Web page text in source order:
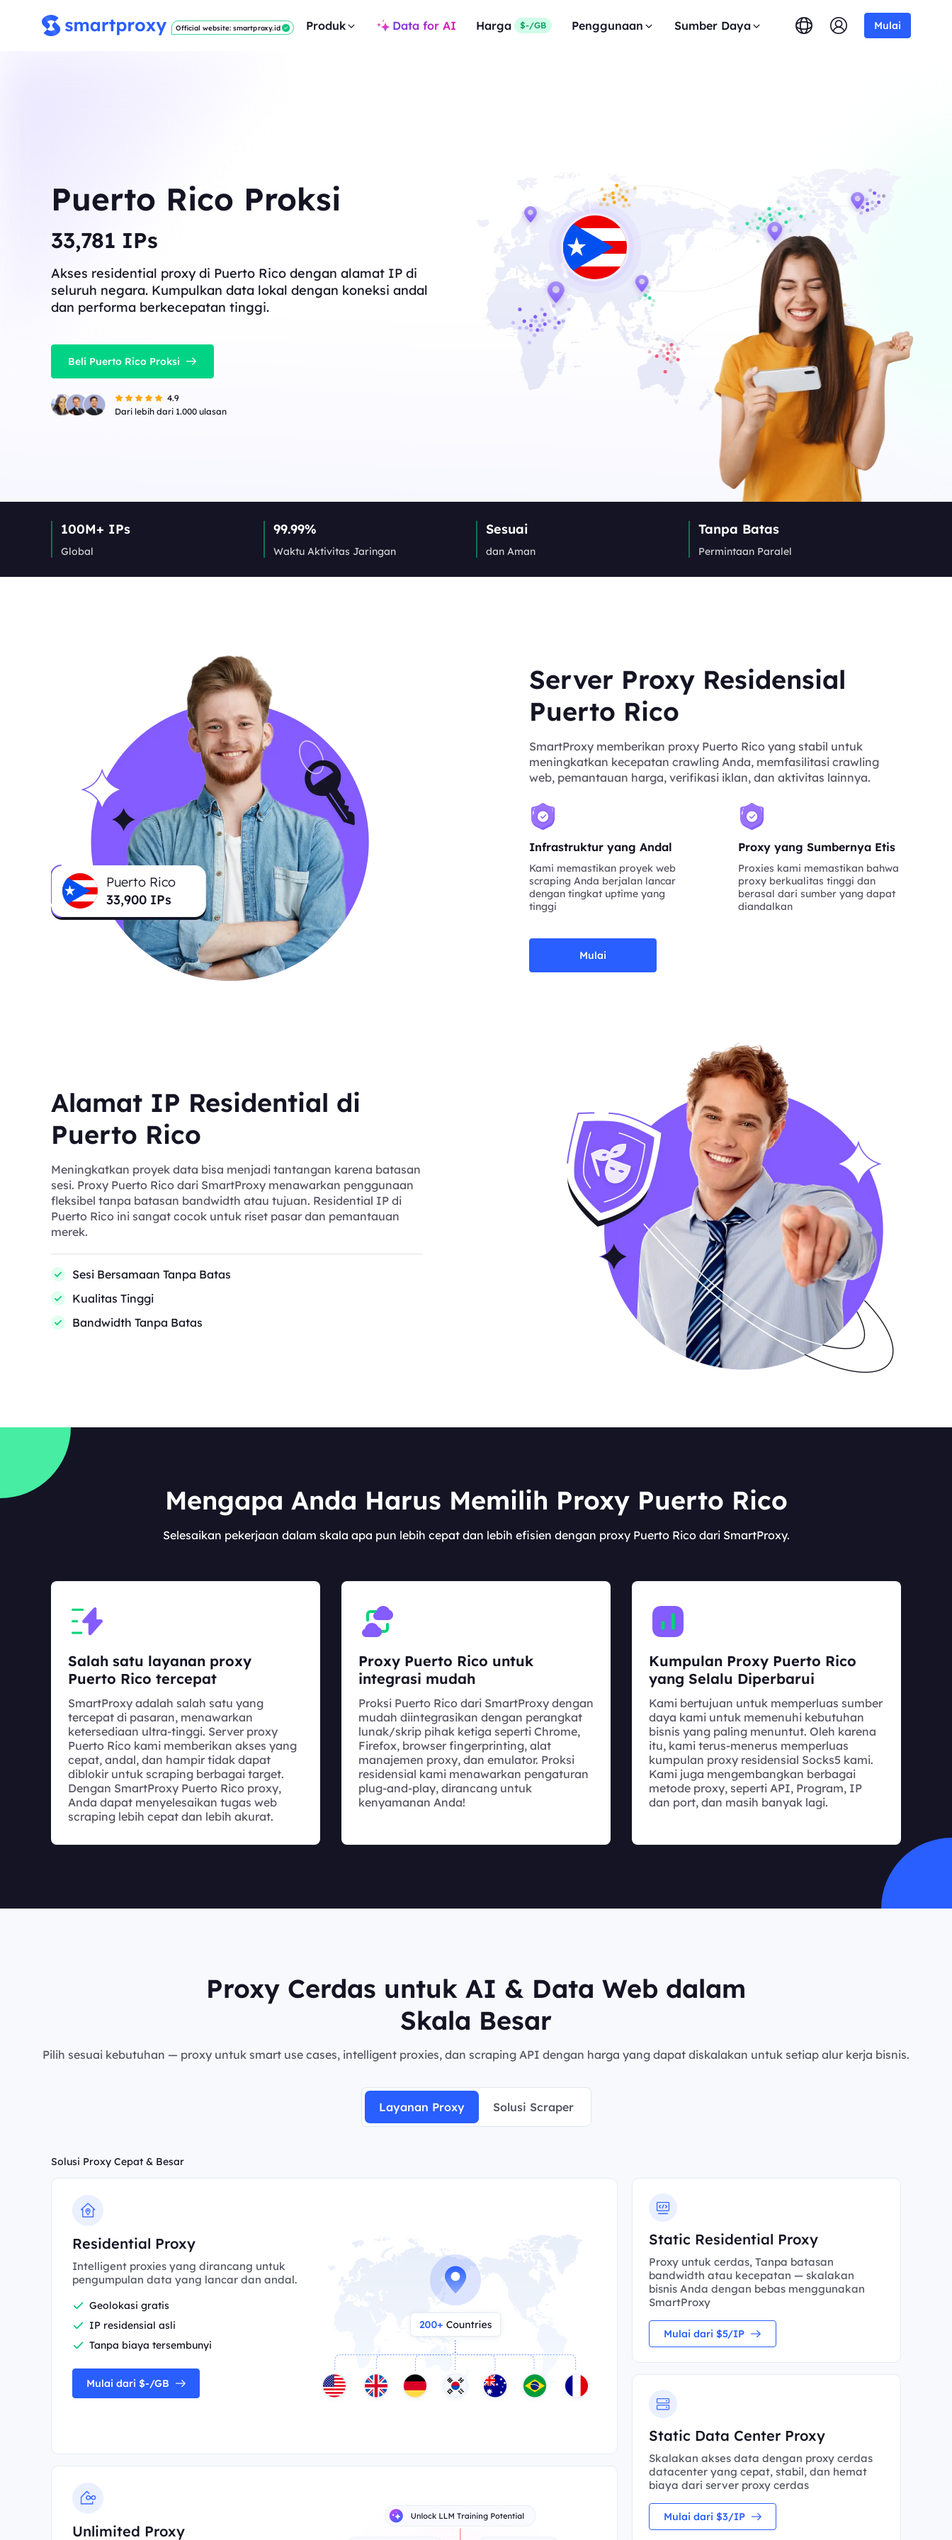
Official website: smartproxy.id Produk Data for AI Harga $-/GB Penggunaan Sumber Daya Mulai
Puerto Rico Proksi
34,043 IPs
Akses residential proxy di Puerto Rico dengan alamat IP di
seluruh negara. Kumpulkan data lokal dengan koneksi andal
dan performa berkecepatan tinggi.
Beli Puerto Rico Proksi
4.9
Dari lebih dari 1.000 ulasan
100M+ IPs
Global
99.99%
Waktu Aktivitas Jaringan
Sesuai
dan Aman
Tanpa Batas
Permintaan Paralel
Puerto Rico
34,043 IPs
Server Proxy Residensial
Puerto Rico
SmartProxy memberikan proxy Puerto Rico yang stabil untuk
meningkatkan kecepatan crawling Anda, memfasilitasi crawling
web, pemantauan harga, verifikasi iklan, dan aktivitas lainnya.
Infrastruktur yang Andal
Kami memastikan proyek web
scraping Anda berjalan lancar
dengan tingkat uptime yang
tinggi
Proxy yang Sumbernya Etis
Proxies kami memastikan bahwa
proxy berkualitas tinggi dan
berasal dari sumber yang dapat
diandalkan
Mulai
Alamat IP Residential di
Puerto Rico
Meningkatkan proyek data bisa menjadi tantangan karena batasan
sesi. Proxy Puerto Rico dari SmartProxy menawarkan penggunaan
fleksibel tanpa batasan bandwidth atau tujuan. Residential IP di
Puerto Rico ini sangat cocok untuk riset pasar dan pemantauan
merek.
Sesi Bersamaan Tanpa Batas
Kualitas Tinggi
Bandwidth Tanpa Batas
Mengapa Anda Harus Memilih Proxy Puerto Rico
Selesaikan pekerjaan dalam skala apa pun lebih cepat dan lebih efisien dengan proxy Puerto Rico dari SmartProxy.
Salah satu layanan proxy
Puerto Rico tercepat
SmartProxy adalah salah satu yang
tercepat di pasaran, menawarkan
ketersediaan ultra-tinggi. Server proxy
Puerto Rico kami memberikan akses yang
cepat, andal, dan hampir tidak dapat
diblokir untuk scraping berbagai target.
Dengan SmartProxy Puerto Rico proxy,
Anda dapat menyelesaikan tugas web
scraping lebih cepat dan lebih akurat.
Proxy Puerto Rico untuk
integrasi mudah
Proksi Puerto Rico dari SmartProxy dengan
mudah diintegrasikan dengan perangkat
lunak/skrip pihak ketiga seperti Chrome,
Firefox, browser fingerprinting, alat
manajemen proxy, dan emulator. Proksi
residensial kami menawarkan pengaturan
plug-and-play, dirancang untuk
kenyamanan Anda!
Kumpulan Proxy Puerto Rico
yang Selalu Diperbarui
Kami bertujuan untuk memperluas sumber
daya kami untuk memenuhi kebutuhan
bisnis yang paling menuntut. Oleh karena
itu, kami terus-menerus memperluas
kumpulan proxy residensial Socks5 kami.
Kami juga mengembangkan berbagai
metode proxy, seperti API, Program, IP
dan port, dan masih banyak lagi.
Proxy Cerdas untuk AI & Data Web dalam
Skala Besar
Pilih sesuai kebutuhan — proxy untuk smart use cases, intelligent proxies, dan scraping API dengan harga yang dapat diskalakan untuk setiap alur kerja bisnis.
Layanan Proxy Solusi Scraper
Solusi Proxy Cepat & Besar
Residential Proxy
Intelligent proxies yang dirancang untuk
pengumpulan data yang lancar dan andal.
Geolokasi gratis
IP residensial asli
Tanpa biaya tersembunyi
Mulai dari $-/GB
Unlimited Proxy
Static Residential Proxy
Proxy untuk cerdas, Tanpa batasan
bandwidth atau kecepatan — skalakan
bisnis Anda dengan bebas menggunakan
SmartProxy
Mulai dari $5/IP
Static Data Center Proxy
Skalakan akses data dengan proxy cerdas
datacenter yang cepat, stabil, dan hemat
biaya dari server proxy cerdas
Mulai dari $3/IP